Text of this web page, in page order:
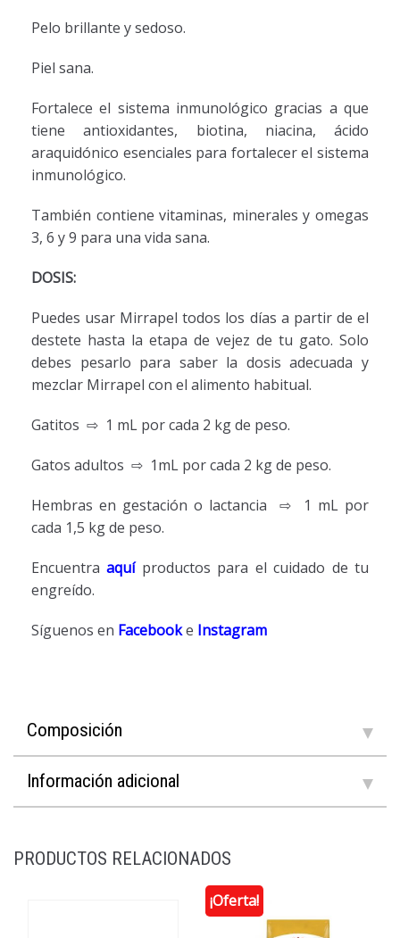
Pelo brillante y sedoso.
Piel sana.
Fortalece el sistema inmunológico gracias a que
tiene antioxidantes, biotina, niacina, ácido
araquidónico esenciales para fortalecer el sistema
inmunológico.
También contiene vitaminas, minerales y omegas
3, 6 y 9 para una vida sana.
DOSIS:
Puedes usar Mirrapel todos los días a partir de el
destete hasta la etapa de vejez de tu gato. Solo
debes pesarlo para saber la dosis adecuada y
mezclar Mirrapel con el alimento habitual.
Gatitos ⇨ 1 mL por cada 2 kg de peso.
Gatos adultos ⇨ 1mL por cada 2 kg de peso.
Hembras en gestación o lactancia ⇨ 1 mL por
cada 1,5 kg de peso.
Encuentraaquí productos para el cuidado de tu
engreído.
Síguenos en Facebooke Instagram
Composición
Información adicional
PRODUCTOS RELACIONADOS
¡Oferta!